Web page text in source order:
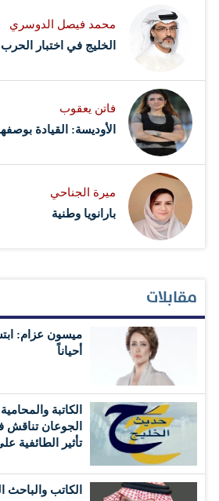
محمد فيصل الدوسري ​
‏الخليج في اختبار الحرب
فاتن يعقوب
الأوديسة: القيادة
ميرة الجناحي
بارانويا وطنية
مقابلات
ميسون عزام:
أحياناً
الكاتبة
الجوعان
تأثير الطائفية
الكاتب والباحث